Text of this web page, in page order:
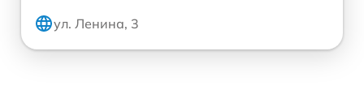
ул. Ленина, 3